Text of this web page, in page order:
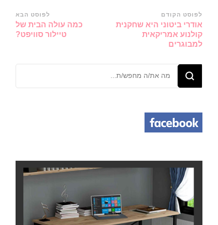
ניווט
ברשומות
לפוסט הקודם
אודרי ביטוני היא שחקנית
קולנוע אמריקאית
למבוגרים
לפוסט הבא
כמה עולה הבית של
טיילור סוויפט?
מחפש/ת
משהו?